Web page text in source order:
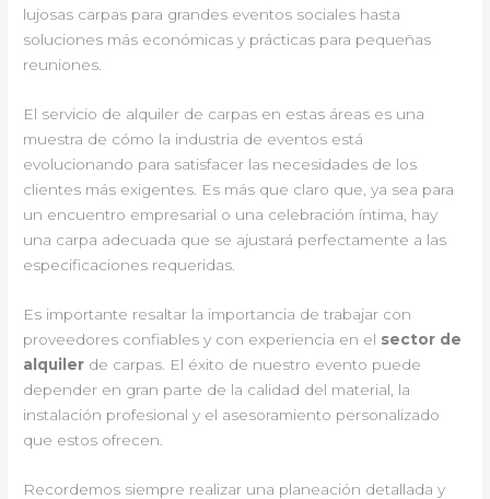
lujosas carpas para grandes eventos sociales hasta
soluciones más económicas y prácticas para pequeñas
reuniones.
El servicio de alquiler de carpas en estas áreas es una
muestra de cómo la industria de eventos está
evolucionando para satisfacer las necesidades de los
clientes más exigentes. Es más que claro que, ya sea para
un encuentro empresarial o una celebración íntima, hay
una carpa adecuada que se ajustará perfectamente a las
especificaciones requeridas.
Es importante resaltar la importancia de trabajar con
proveedores confiables y con experiencia en el sector de
alquiler de carpas. El éxito de nuestro evento puede
depender en gran parte de la calidad del material, la
instalación profesional y el asesoramiento personalizado
que estos ofrecen.
Recordemos siempre realizar una planeación detallada y